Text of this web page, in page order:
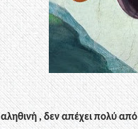
αληθινή , δεν απέχει πολύ